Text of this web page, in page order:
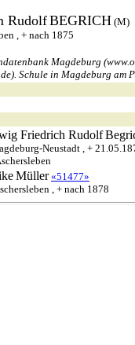
RudolfBEGRICH (M)
, + nach 1875
Magdeburg
Schule in Magdeburg am
Friedrich Rudolf
Neustadt , +
Müller «51477»
, + nach 1878